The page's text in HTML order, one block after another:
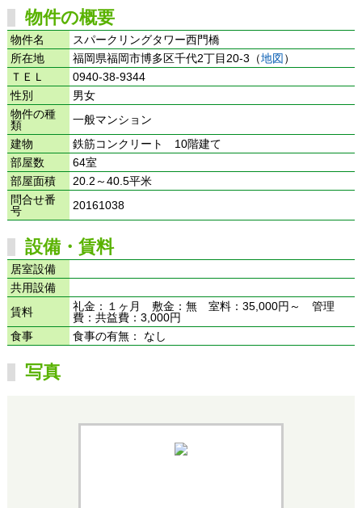
物件の概要
物件名
スパークリングタワー西門橋
所在地
福岡県福岡市博多区千代2丁目20-3（地図 ）
ＴＥＬ
0940-38-9344
性別
男女
物件の種
類
一般マンション
建物
鉄筋コンクリート 10階建て
部屋数
64室
部屋面積
20.2～40.5平米
問合せ番
号
20161038
設備・賃料
居室設備
共用設備
賃料
礼金：１ヶ月 敷金：無 室料：35,000円～ 管理
費：共益費：3,000円
食事
食事の有無： なし
写真